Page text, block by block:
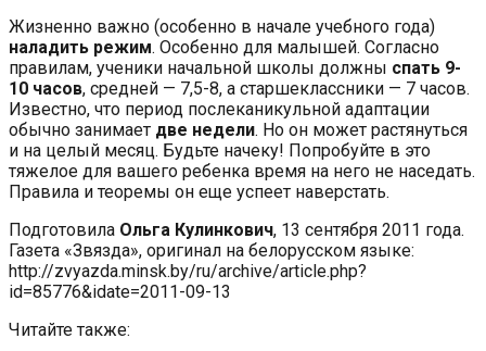
Жизненно важно (особенно в начале учебного года)
наладить режим. Особенно для малышей. Согласно
правилам, ученики начальной школы должны спать 9-
10 часов, средней — 7,5-8, а старшеклассники — 7 часов.
Известно, что период послеканикульной адаптации
обычно занимает две недели. Но он может растянуться
и на целый месяц. Будьте начеку! Попробуйте в это
тяжелое для вашего ребенка время на него не наседать.
Правила и теоремы он еще успеет наверстать.
Подготовила Ольга Кулинкович, 13 сентября 2011 года.
Газета «Звязда», оригинал на белорусском языке:
http://zvyazda.minsk.by/ru/archive/article.php?
id=85776&idate=2011-09-13
Читайте также: